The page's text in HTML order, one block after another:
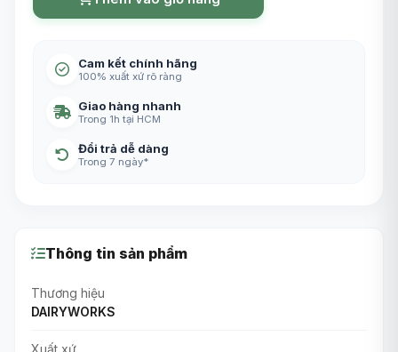
Cam kết chính hãng
100% xuất xứ rõ ràng
Giao hàng nhanh
Trong 1h tại HCM
Đổi trả dễ dàng
Trong 7 ngày*
Thông tin sản phẩm
Thương hiệu
DAIRYWORKS
Xuất xứ